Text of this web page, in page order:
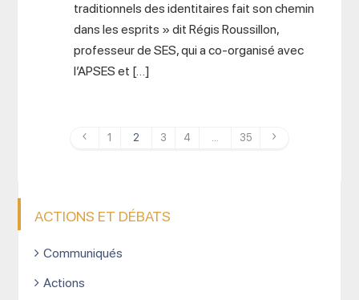
traditionnels des identitaires fait son chemin
dans les esprits » dit Régis Roussillon,
professeur de SES, qui a co-organisé avec
l’APSES et […]
1 2 3 4 … 35
ACTIONS ET DÉBATS
Communiqués
Actions